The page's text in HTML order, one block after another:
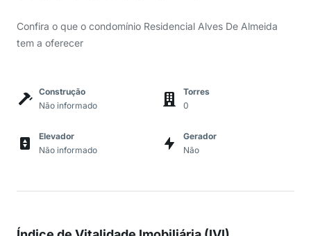
Confira o que o condomínio Residencial Alves De Almeida
tem a oferecer
Construção
Não informado
Torres
0
Elevador
Não informado
Gerador
Não